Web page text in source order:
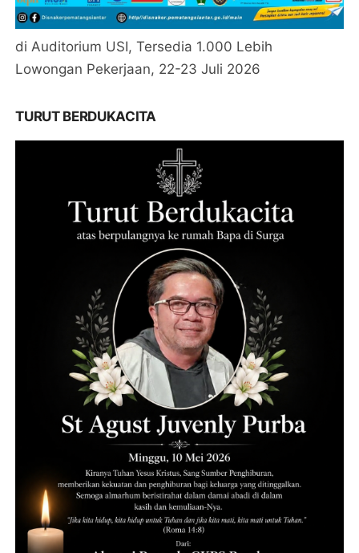
di Auditorium USI, Tersedia 1.000 Lebih
Lowongan Pekerjaan, 22-23 Juli 2026
TURUT BERDUKACITA